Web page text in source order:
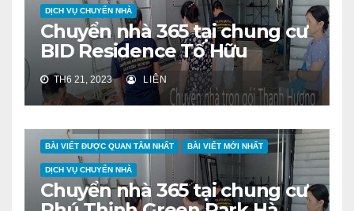
DỊCH VỤ CHUYỂN NHÀ
Chuyển nhà 365 tại chung cư
BID Residence Tố Hữu
TH6 21, 2023 LIÊN
BÀI VIẾT ĐƯỢC QUAN TÂM NHẤT BÀI VIẾT MỚI NHẤT
DỊCH VỤ CHUYỂN NHÀ
Chuyển nhà 365 tại chung cư